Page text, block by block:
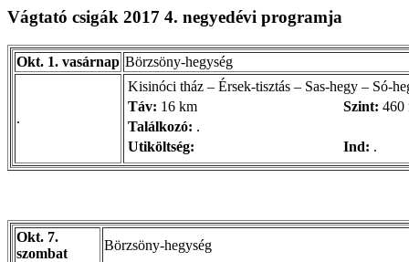
Vágtató csigák 2017 4. negyedévi programja
Okt. 1. vasárnap Börzsöny-hegység
.
Kisinóci tház – Érsek-tisztás – Sas-hegy – Só-
Táv: 16 km Szint: 460
Találkozó: .
Utiköltség:
Ind: .
Okt. 7.
szombat
Börzsöny-hegység